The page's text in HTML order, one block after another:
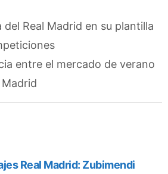
del Real Madrid en su plantilla
entre el mercado de verano
Real Madrid: Zubimendi